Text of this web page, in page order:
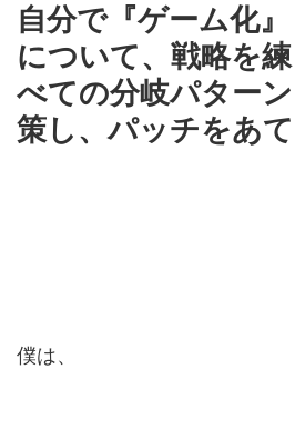
自分で『ゲーム化』
について、戦略を
べての分岐パター
策し、パッチをあて
僕は、